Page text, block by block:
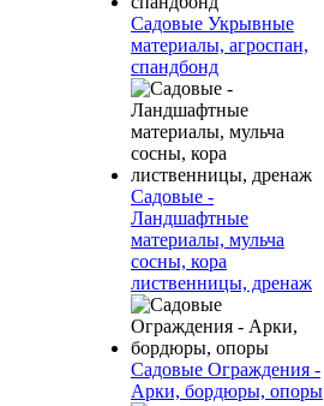
Садовые Укрывные
материалы, агроспан,
спандбонд
Садовые -
Ландшафтные
материалы, мульча
сосны, кора
лиственницы, дренаж
Садовые Ограждения -
Арки, бордюры, опоры